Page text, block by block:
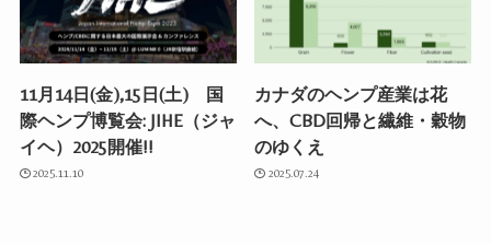
11月14日(金),15日(土) 国
際ヘンプ博覧会: JIHE（ジャ
イヘ）2025開催!!
2025.11.10
カナダのヘンプ産業は花
へ、CBD回帰と繊維・穀物
のゆくえ
2025.07.24